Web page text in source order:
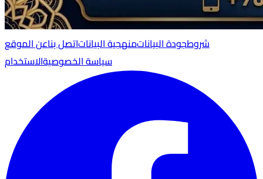
عن الموقعاتصل بنامنهجية البياناتجودة البياناتشروط
الاستخدامسياسة الخصوصية